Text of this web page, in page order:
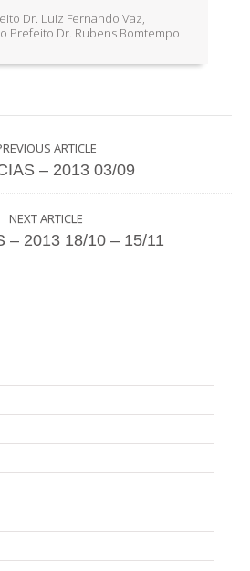
Dr. Luiz Fernando Vaz,
Prefeito Dr. Rubens Bomtempo
ARTICLE
– 2013 03/09
NEXT ARTICLE
– 2013 18/10 – 15/11